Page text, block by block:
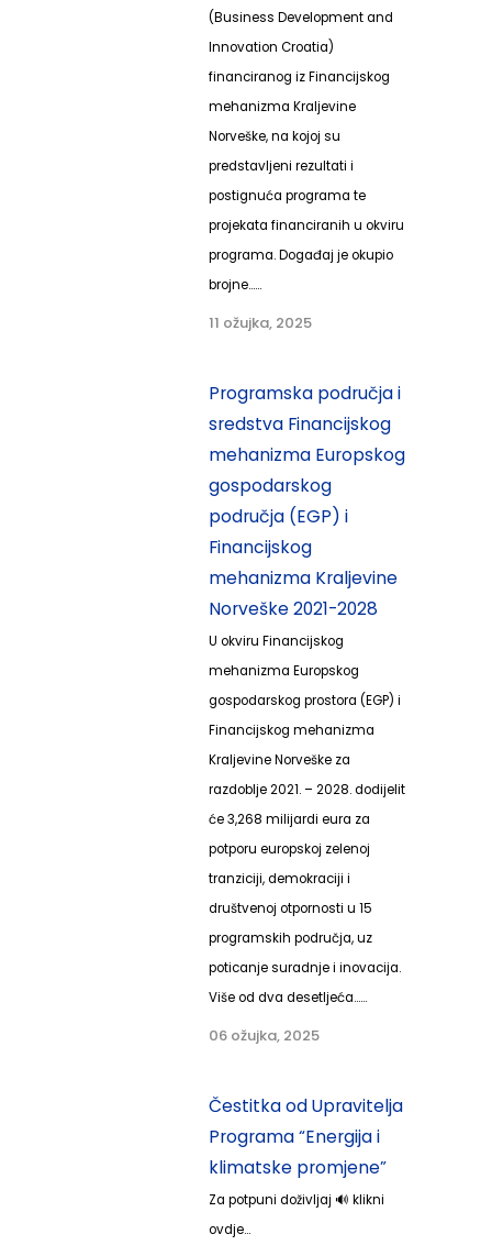
(Business Development and
Innovation Croatia)
financiranog iz Financijskog
mehanizma Kraljevine
Norveške, na kojoj su
predstavljeni rezultati i
postignuća programa te
projekata financiranih u okviru
programa. Događaj je okupio
brojne......
11 ožujka, 2025
Programska područja i
sredstva Financijskog
mehanizma Europskog
gospodarskog
područja (EGP) i
Financijskog
mehanizma Kraljevine
Norveške 2021-2028
U okviru Financijskog
mehanizma Europskog
gospodarskog prostora (EGP) i
Financijskog mehanizma
Kraljevine Norveške za
razdoblje 2021. – 2028. dodijelit
će 3,268 milijardi eura za
potporu europskoj zelenoj
tranziciji, demokraciji i
društvenoj otpornosti u 15
programskih područja, uz
poticanje suradnje i inovacija.
Više od dva desetljeća......
06 ožujka, 2025
Čestitka od Upravitelja
Programa “Energija i
klimatske promjene”
Za potpuni doživljaj 🔊 klikni
ovdje...